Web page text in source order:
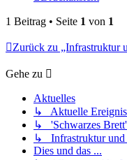
1 Beitrag • Seite 1 von 1
Zurück zu „Infrastruktur
Gehe zu
Aktuelles
↳ Aktuelle
↳ 'Schwarzes Brett'
↳ Infrastruktur und
Dies und das ...